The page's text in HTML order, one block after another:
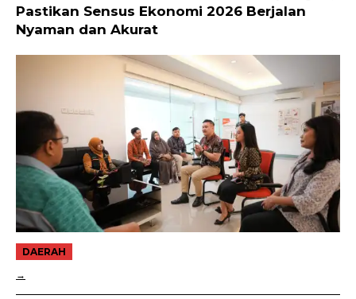
Pastikan Sensus Ekonomi 2026 Berjalan
Nyaman dan Akurat
DAERAH